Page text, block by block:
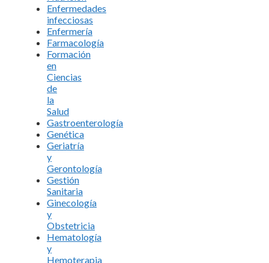
Enfermedades
infecciosas
Enfermería
Farmacología
Formación
en
Ciencias
de
la
Salud
Gastroenterología
Genética
Geriatría
y
Gerontología
Gestión
Sanitaria
Ginecología
y
Obstetricia
Hematología
y
Hemoterapia